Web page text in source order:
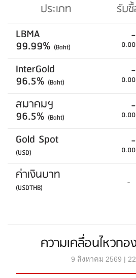
ประเภท รับ
LBMA
99.99% (Baht)
-
0.00
InterGold
96.5% (Baht)
-
0.00
สมาคมฯ
96.5% (Baht)
-
0.00
Gold Spot
(USD)
-
0.00
ค่าเงินบาท
(USDTHB) -
ความเคลื่อนไหวก
9 สิงหาคม 2569 |